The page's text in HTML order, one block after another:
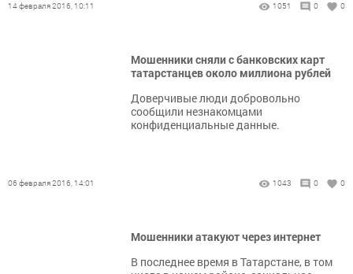
14 февраля 2016, 10:11 1051 0 0
Мошенники сняли с банковских карт
татарстанцев около миллиона рублей
Доверчивые люди добровольно
сообщили незнакомцами
конфиденциальные данные.
06 февраля 2016, 14:01 1043 0 0
Мошенники атакуют через интернет
В последнее время в Татарстане, в том